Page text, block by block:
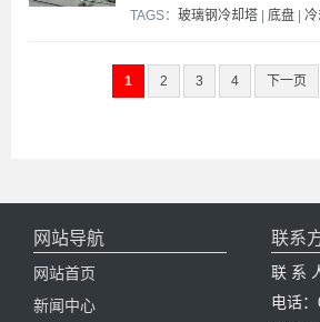
TAGS： 玻璃钢冷却塔 底盘
1 2 3 4 下一页
网站导航
网站首页
新闻中心
联系
联 系
电话